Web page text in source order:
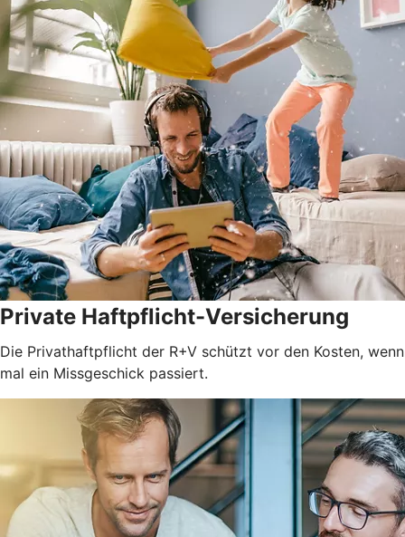
Private Haftpflicht-Versicherung
Die Privathaftpflicht der R+V schützt vor den Kosten, wenn
mal ein Missgeschick passiert.